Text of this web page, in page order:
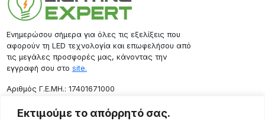
Εκτιμούμε το απόρρητό σας.
Ενημερώσου σήμερα για όλες τις εξελίξεις που
αφορούν τη LED τεχνολογία και επωφελήσου από
τις μεγάλες προσφορές μας, κάνοντας την
εγγραφή σου στο site.
Aριθμός Γ.Ε.ΜΗ.: 17401671000
Επικοινωνία